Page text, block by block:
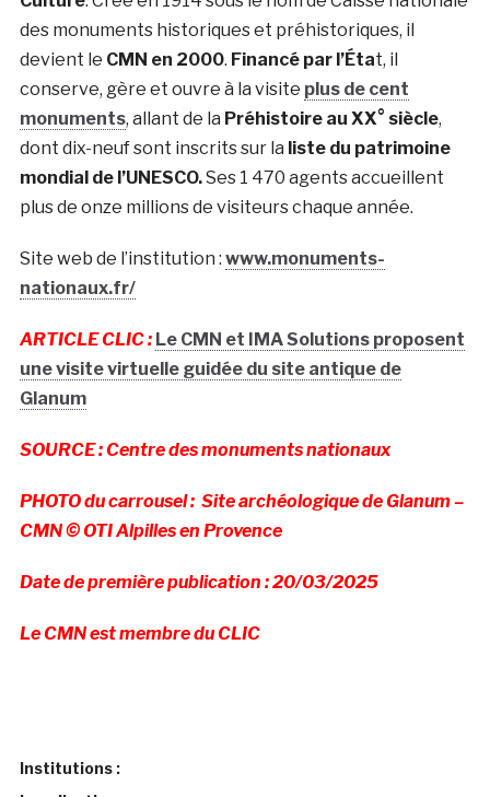
des monuments historiques et préhistoriques, il
devient le CMN en 2000. Financé par l’État, il
conserve, gère et ouvre à la visite plus de cent
monuments, allant de la Préhistoire au XX° siècle,
dont dix-neuf sont inscrits sur la liste du patrimoine
mondial de l’UNESCO.Ses 1 470 agents accueillent
plus de onze millions de visiteurs chaque année.
Site web de l’institution : www.monuments-
nationaux.fr/
ARTICLE CLIC : Le CMN et IMA Solutions proposent
une visite virtuelle guidée du site antique de
Glanum
SOURCE : Centre des monuments nationaux
PHOTO du carrousel : Site archéologique de Glanum –
CMN © OTI Alpilles en Provence
Date de première publication : 20/03/2025
Le CMN est membre du CLIC
Institutions :